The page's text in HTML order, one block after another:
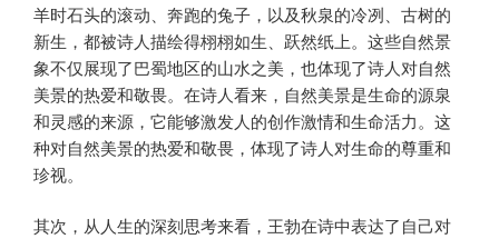
羊时石头的滚动、奔跑的兔子，以及秋泉的冷冽、古树的
新生，都被诗人描绘得栩栩如生、跃然纸上。这些自然景
象不仅展现了巴蜀地区的山水之美，也体现了诗人对自然
美景的热爱和敬畏。在诗人看来，自然美景是生命的源泉
和灵感的来源，它能够激发人的创作激情和生命活力。这
种对自然美景的热爱和敬畏，体现了诗人对生命的尊重和
珍视。
其次，从人生的深刻思考来看，王勃在诗中表达了自己对